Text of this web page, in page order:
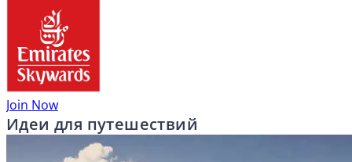
Join Now
Идеи для путешествий